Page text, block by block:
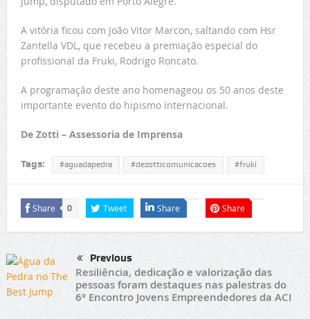
A vitória ficou com João Vitor Marcon, saltando com Hsr
Zantella VDL, que recebeu a premiação especial do
profissional da Fruki, Rodrigo Roncato.
A programação deste ano homenageou os 50 anos deste
importante evento do hipismo internacional.
De Zotti – Assessoria de Imprensa
Tags: #aguadapedra #dezotticomunicacoes #fruki
Share 0 Tweet Share Share
Previous
Resiliência, dedicação e valorização das
pessoas foram destaques nas palestras do
6° Encontro Jovens Empreendedores da ACI